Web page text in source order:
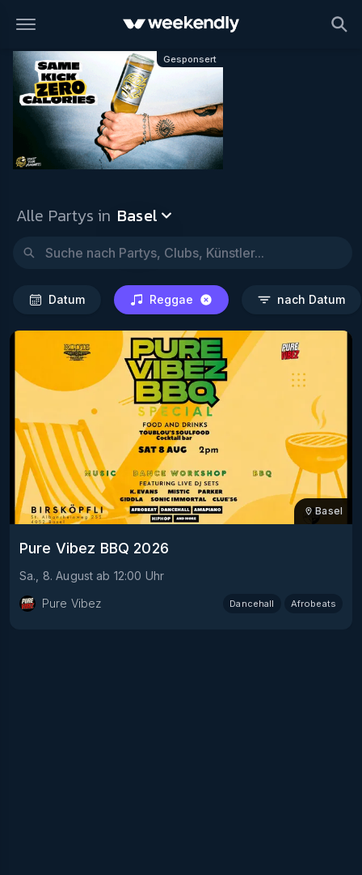
Gesponsert
Alle Partys in Basel
Datum Reggae
Datum Reggae nach Datum
Basel
Pure Vibez BBQ 2026
Sa., 8. August ab 12:00 Uhr
Pure Vibez
Dancehall Afrobeats